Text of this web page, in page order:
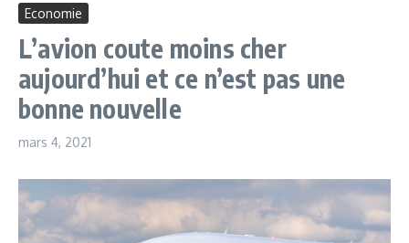
Economie
L’avion coute moins cher
aujourd’hui et ce n’est pas une
bonne nouvelle
mars 4, 2021